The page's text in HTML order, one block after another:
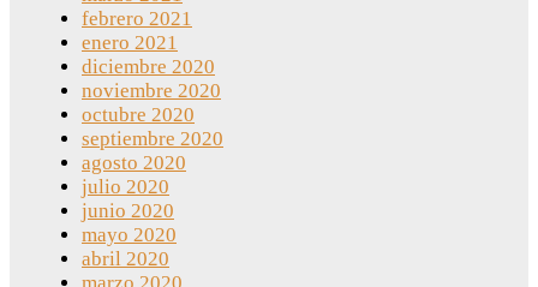
febrero 2021
enero 2021
diciembre 2020
noviembre 2020
octubre 2020
septiembre 2020
agosto 2020
julio 2020
junio 2020
mayo 2020
abril 2020